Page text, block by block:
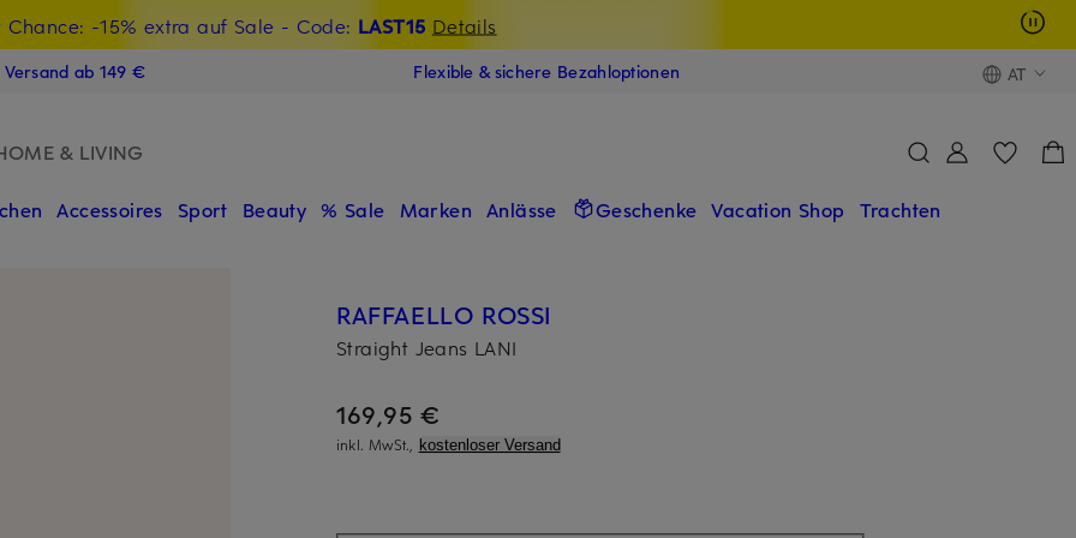
Chance: -15% extra auf Sale - Code: LAST15 Details
Willkommensgutschein mit Beyond sichern
ab 149 € Flexible & sichere Bezahloptionen AT
& LIVING
Accessoires Sport Beauty % Sale Marken Anlässe Geschenke Vacation Shop Trachten
RAFFAELLO ROSSI
Straight Jeans LANI
169,95 €
inkl. MwSt., kostenloser Versand